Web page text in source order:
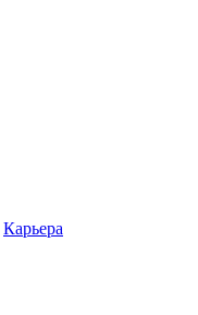
Карьера